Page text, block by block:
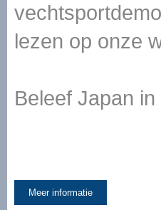
lezen op onze
Beleef Japan
Meer informatie